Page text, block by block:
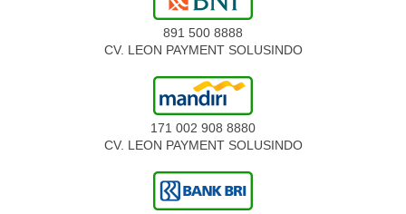
891 500 8888
CV. LEON PAYMENT SOLUSINDO
171 002 908 8880
CV. LEON PAYMENT SOLUSINDO